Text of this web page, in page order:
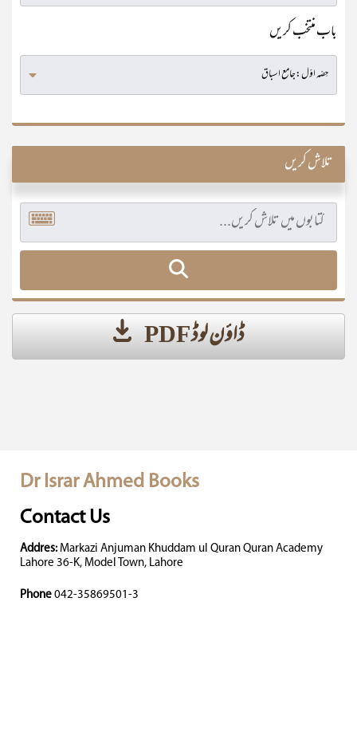
باب منتخب کریں
تلاش کریں
ڈاؤن لوڈ PDF
Dr Israr Ahmed Books
Contact Us
Addres: Markazi Anjuman Khuddam ul Quran Quran Academy
Lahore 36-K, Model Town, Lahore
Phone 042-35869501-3